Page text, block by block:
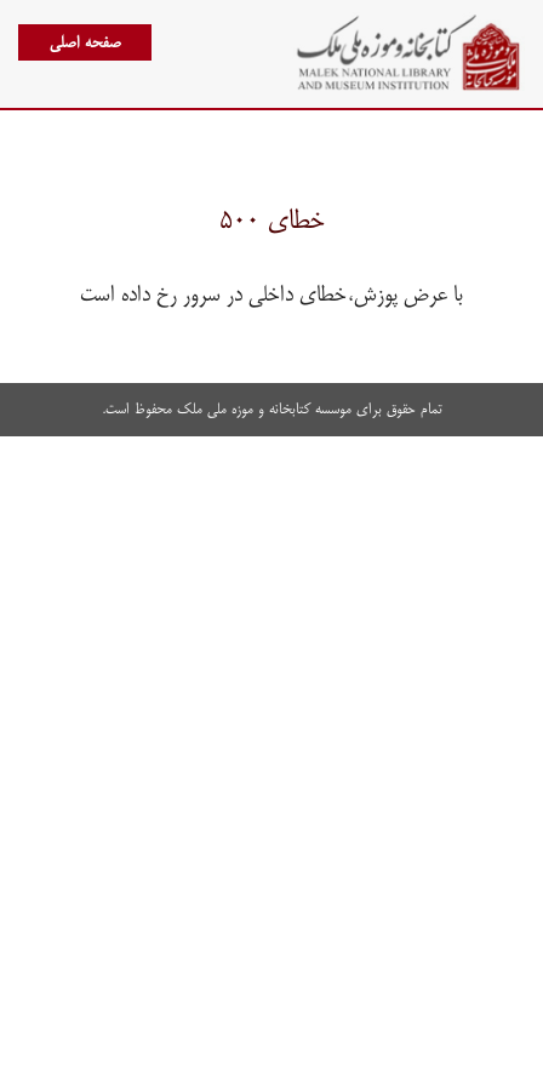
صفحه اصلی
خطای ۵۰۰
با عرض پوزش،خطای داخلی در سرور رخ داده است
تمام حقوق برای موسسه کتابخانه و موزه ملی ملک محفوظ است.